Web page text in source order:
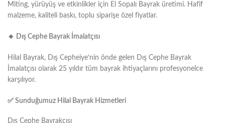
Miting, yürüyüş ve etkinlikler için El Sopalı Bayrak üretimi. Hafif
malzeme, kaliteli baskı, toplu siparişe özel fiyatlar.
🔸 Dış Cephe Bayrak İmalatçısı
Hilal Bayrak, Dış Cepheiye’nin önde gelen Dış Cephe Bayrak
İmalatçısı olarak 25 yıldır tüm bayrak ihtiyaçlarını profesyonelce
karşılıyor.
✅ Sunduğumuz Hilal Bayrak Hizmetleri
Dış Cephe Bayrakçısı